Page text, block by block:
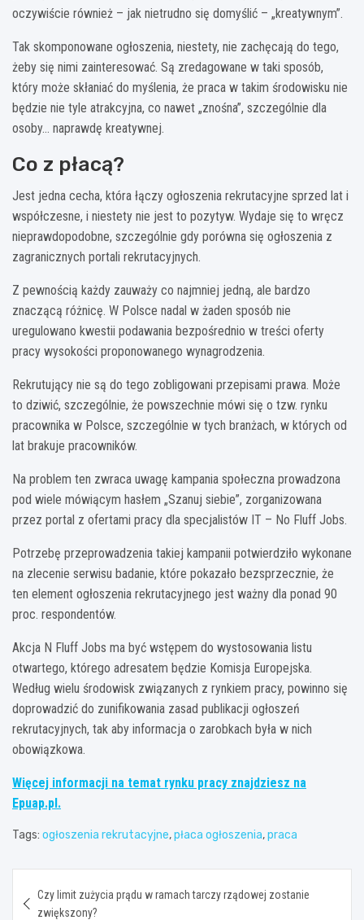
oczywiście również – jak nietrudno się domyślić – „kreatywnym”.
Tak skomponowane ogłoszenia, niestety, nie zachęcają do tego,
żeby się nimi zainteresować. Są zredagowane w taki sposób,
który może skłaniać do myślenia, że praca w takim środowisku nie
będzie nie tyle atrakcyjna, co nawet „znośna”, szczególnie dla
osoby… naprawdę kreatywnej.
Co z płacą?
Jest jedna cecha, która łączy ogłoszenia rekrutacyjne sprzed lat i
współczesne, i niestety nie jest to pozytyw. Wydaje się to wręcz
nieprawdopodobne, szczególnie gdy porówna się ogłoszenia z
zagranicznych portali rekrutacyjnych.
Z pewnością każdy zauważy co najmniej jedną, ale bardzo
znaczącą różnicę. W Polsce nadal w żaden sposób nie
uregulowano kwestii podawania bezpośrednio w treści oferty
pracy wysokości proponowanego wynagrodzenia.
Rekrutujący nie są do tego zobligowani przepisami prawa. Może
to dziwić, szczególnie, że powszechnie mówi się o tzw. rynku
pracownika w Polsce, szczególnie w tych branżach, w których od
lat brakuje pracowników.
Na problem ten zwraca uwagę kampania społeczna prowadzona
pod wiele mówiącym hasłem „Szanuj siebie”, zorganizowana
przez portal z ofertami pracy dla specjalistów IT – No Fluff Jobs.
Potrzebę przeprowadzenia takiej kampanii potwierdziło wykonane
na zlecenie serwisu badanie, które pokazało bezsprzecznie, że
ten element ogłoszenia rekrutacyjnego jest ważny dla ponad 90
proc. respondentów.
Akcja N Fluff Jobs ma być wstępem do wystosowania listu
otwartego, którego adresatem będzie Komisja Europejska.
Według wielu środowisk związanych z rynkiem pracy, powinno się
doprowadzić do zunifikowania zasad publikacji ogłoszeń
rekrutacyjnych, tak aby informacja o zarobkach była w nich
obowiązkowa.
Więcej informacji na temat rynku pracy znajdziesz na
Epuap.pl.
Tags: ogłoszenia rekrutacyjne,płaca ogłoszenia,praca
wpisu
Czy limit zużycia prądu w ramach tarczy rządowej zostanie
zwiększony?